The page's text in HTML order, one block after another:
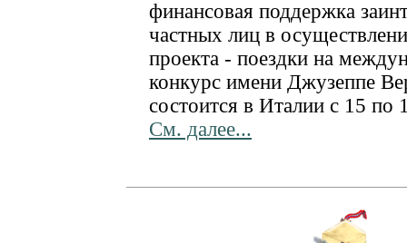
финансовая поддержка
частных лиц в
проекта - поездки на
конкурс имени Джузеппе
состоится в Италии с 15 по
См. далее...